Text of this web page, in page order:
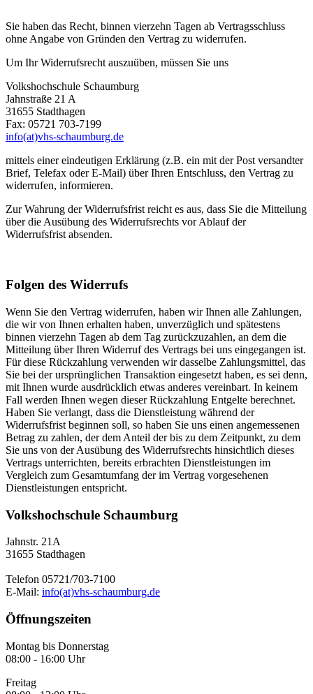
Sie haben das Recht, binnen vierzehn Tagen ab Vertragsschluss
ohne Angabe von Gründen den Vertrag zu widerrufen.
Um Ihr Widerrufsrecht auszuüben, müssen Sie uns
Volkshochschule Schaumburg
Jahnstraße 21 A
31655 Stadthagen
Fax: 05721 703-7199
info(at)vhs-schaumburg.de
mittels einer eindeutigen Erklärung (z.B. ein mit der Post versandter
Brief, Telefax oder E-Mail) über Ihren Entschluss, den Vertrag zu
widerrufen, informieren.
Zur Wahrung der Widerrufsfrist reicht es aus, dass Sie die Mitteilung
über die Ausübung des Widerrufsrechts vor Ablauf der
Widerrufsfrist absenden.
Folgen des Widerrufs
Wenn Sie den Vertrag widerrufen, haben wir Ihnen alle Zahlungen,
die wir von Ihnen erhalten haben, unverzüglich und spätestens
binnen vierzehn Tagen ab dem Tag zurückzuzahlen, an dem die
Mitteilung über Ihren Widerruf des Vertrags bei uns eingegangen ist.
Für diese Rückzahlung verwenden wir dasselbe Zahlungsmittel, das
Sie bei der ursprünglichen Transaktion eingesetzt haben, es sei denn,
mit Ihnen wurde ausdrücklich etwas anderes vereinbart. In keinem
Fall werden Ihnen wegen dieser Rückzahlung Entgelte berechnet.
Haben Sie verlangt, dass die Dienstleistung während der
Widerrufsfrist beginnen soll, so haben Sie uns einen angemessenen
Betrag zu zahlen, der dem Anteil der bis zu dem Zeitpunkt, zu dem
Sie uns von der Ausübung des Widerrufsrechts hinsichtlich dieses
Vertrags unterrichten, bereits erbrachten Dienstleistungen im
Vergleich zum Gesamtumfang der im Vertrag vorgesehenen
Dienstleistungen entspricht.
Volkshochschule Schaumburg
Jahnstr. 21A
31655 Stadthagen
Telefon 05721/703-7100
E-Mail: info(at)vhs-schaumburg.de
Öffnungszeiten
Montag bis Donnerstag
08:00 - 16:00 Uhr
Freitag